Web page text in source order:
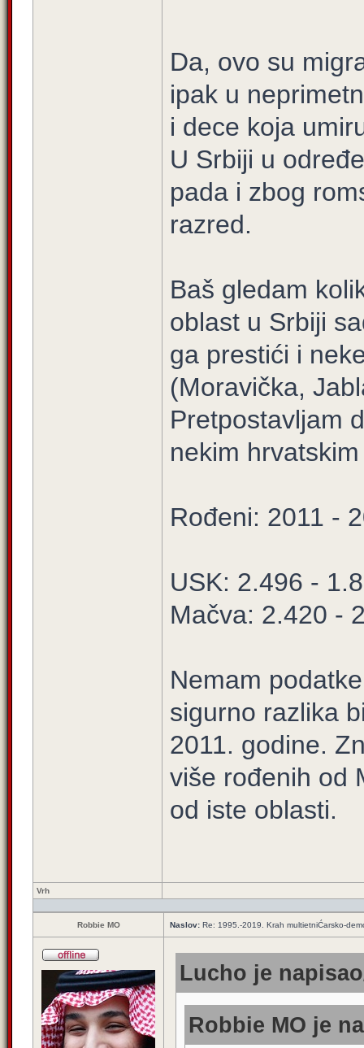
Da, ovo su
ipak u
i dece koja
U Srbiji u
pada i zbog
razred.
Baš gledam
oblast u Srbiji
ga prestići i
(Moravička,
Pretpostavljam
nekim
Rođeni: 2011 -
USK: 2.496 -
Mačva: 2.420 -
Nemam
sigurno razlika
2011. godine.
više rođenih od
od iste oblasti.
Vrh
Robbie MO Naslov: Re: 1995.-2019. Krah multietniĆarsko-
Lucho je
Robbie MO je